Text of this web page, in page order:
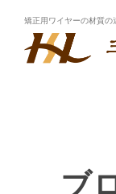
矯正用ワイヤーの材質
ブ